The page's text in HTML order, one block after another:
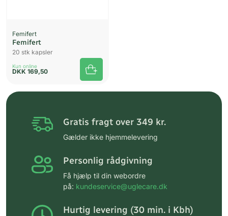
Femifert
Femifert
20 stk kapsler
Kun online
DKK 169,50
Gratis fragt over 349 kr.
Gælder ikke hjemmelevering
Personlig rådgivning
Få hjælp til din webordre
på: kundeservice@uglecare.dk
Hurtig levering (30 min. i Kbh)